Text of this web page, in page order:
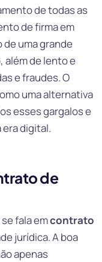
de todas as
de firma em
uma grande
além de lento e
e fraudes. O
uma alternativa
esses gargalos e
era digital.
de
fala emcontrato
jurídica. A boa
apenas